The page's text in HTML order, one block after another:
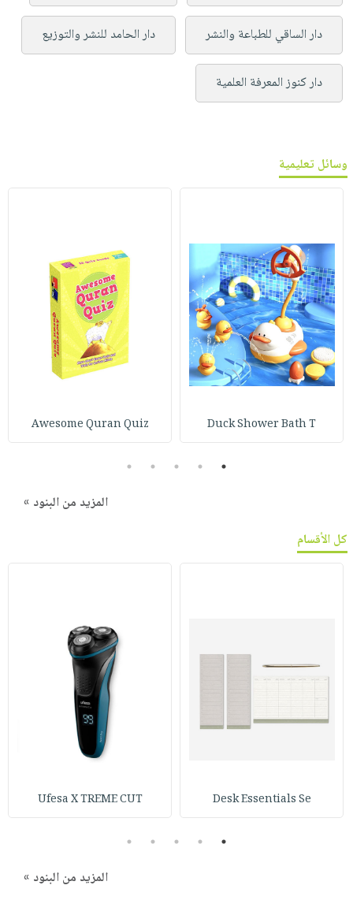
دار الساقي للطباعة والنشر دار الحامد للنشر والتوزيع
دار كنوز المعرفة العلمية
وسائل تعليمية
Duck Shower Bath T
Awesome Quran Quiz
1
2
3
4
5
المزيد من البنود »
كل الأقسام
Desk Essentials Se
Ufesa X TREME CUT
1
2
3
4
5
المزيد من البنود »